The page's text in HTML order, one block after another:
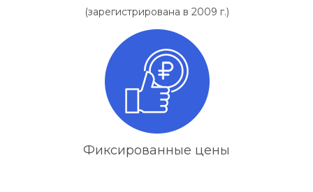
(зарегистрирована в 2009 г.)
Фиксированные цены